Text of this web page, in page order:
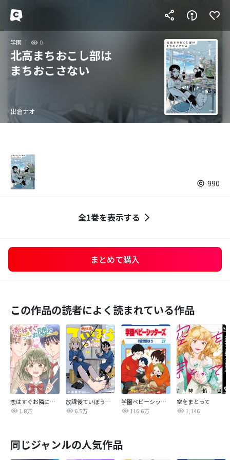
学園 0
北高まちおこし部は
まちおこさない
出倉ナオ
990
全1巻を表示する
まとめて購入
この作品の読者によく読まれている作品
恋はすぐお隣に【タテヨミ】
1.8万
放課後ていぼう日誌
6.5万
学園ベビーシッターズ
116.6万
空をまとって
1,146
同じジャンルの人気作品